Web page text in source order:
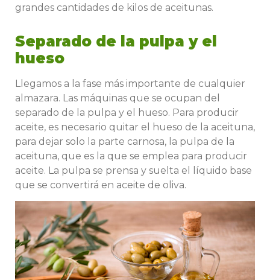
grandes cantidades de kilos de aceitunas.
Separado de la pulpa y el
hueso
Llegamos a la fase más importante de cualquier
almazara. Las máquinas que se ocupan del
separado de la pulpa y el hueso. Para producir
aceite, es necesario quitar el hueso de la aceituna,
para dejar solo la parte carnosa, la pulpa de la
aceituna, que es la que se emplea para producir
aceite. La pulpa se prensa y suelta el líquido base
que se convertirá en aceite de oliva.